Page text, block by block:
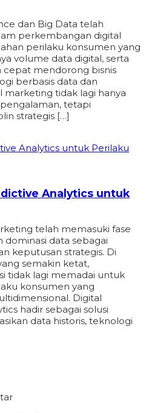
dan Big Data telah
perkembangan digital
perilaku konsumen yang
volume data digital, serta
cepat mendorong bisnis
berbasis data dan
marketing tidak lagi hanya
tetapi
strategis […]
Analytics untuk
telah memasuki fase
dominasi data sebagai
keputusan strategis. Di
semakin ketat,
tidak lagi memadai untuk
konsumen yang
Digital
hadir sebagai solusi
data historis, teknologi